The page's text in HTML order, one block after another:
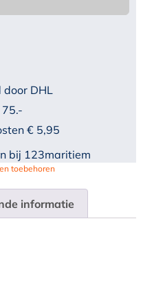
DHL
€ 5,95
toebehoren
informatie